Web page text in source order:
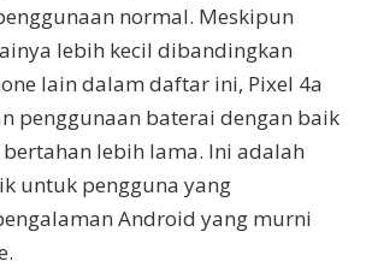
normal. Meskipun
lebih kecil dibandingkan
lain dalam daftar ini, Pixel 4a
penggunaan baterai dengan baik
lebih lama. Ini adalah
untuk pengguna yang
Android yang murni